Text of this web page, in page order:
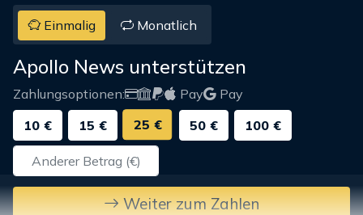
Einmalig Monatlich
Apollo News unterstützen
Zahlungsoptionen: Pay
Pay
10 €
15 € 25 € 50 € 100 €
Weiter zum Zahlen